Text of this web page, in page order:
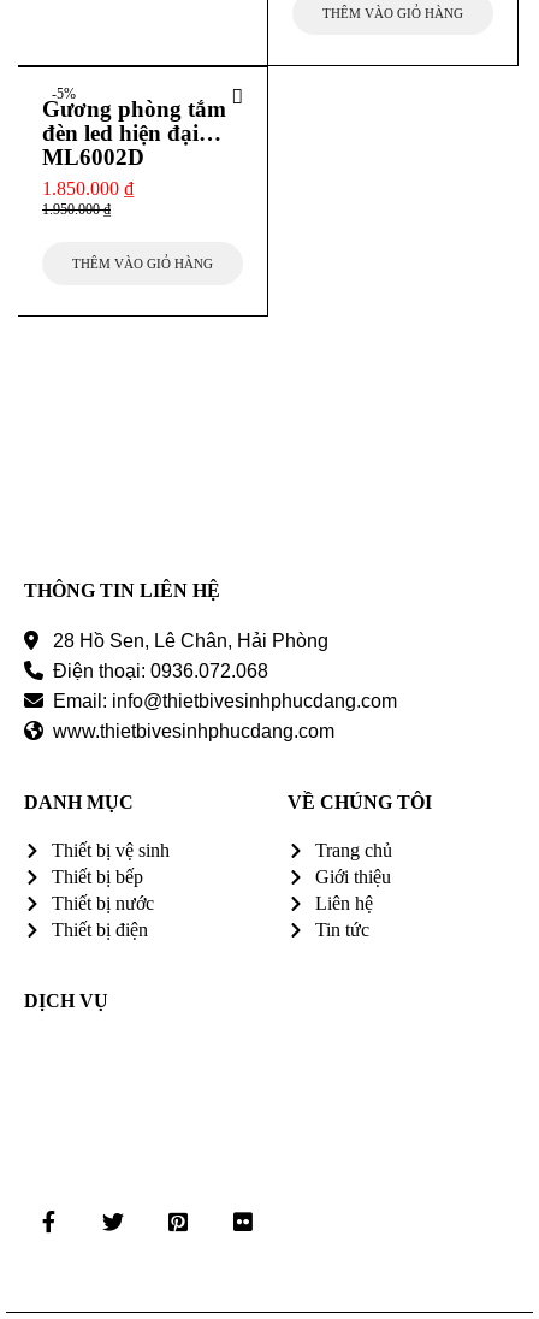
THÊM VÀO GIỎ HÀNG
-5%
Gương phòng tắm
đèn led hiện đại
ML6002D
1.950.000₫
1.850.000 ₫
THÊM VÀO GIỎ HÀNG
THÔNG TIN LIÊN HỆ
28 Hồ Sen, Lê Chân, Hải Phòng
Điện thoại: 0936.072.068
Email: info@thietbivesinhphucdang.com
www.thietbivesinhphucdang.com
DANH MỤC
Thiết bị vệ sinh
Thiết bị bếp
Thiết bị nước
Thiết bị điện
VỀ CHÚNG TÔI
Trang chủ
Giới thiệu
Liên hệ
Tin tức
DỊCH VỤ